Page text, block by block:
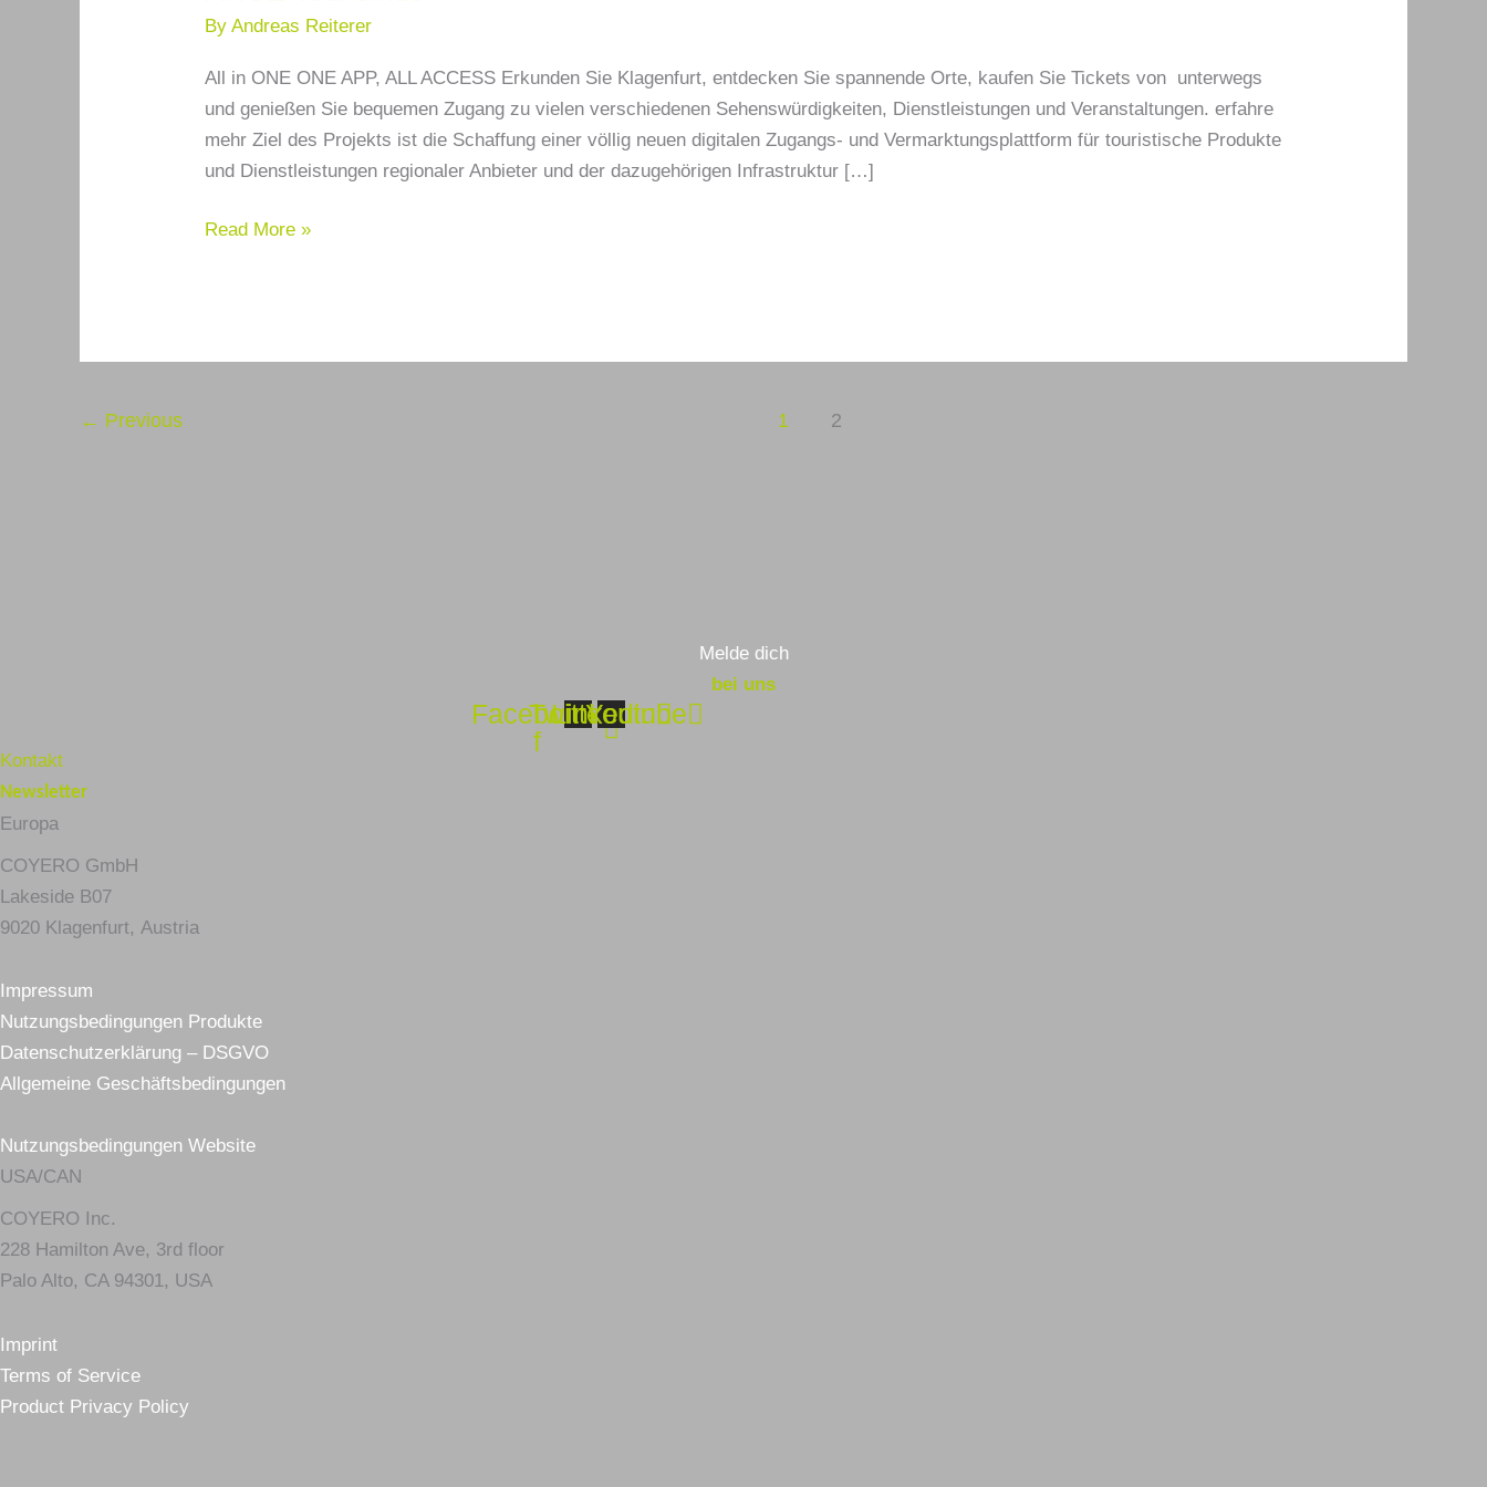
ByAndreas Reiterer
All in ONE ONE APP, ALL ACCESS Erkunden Sie Klagenfurt, entdecken Sie spannende Orte, kaufen Sie Tickets von unterwegs
und genießen Sie bequemen Zugang zu vielen verschiedenen Sehenswürdigkeiten, Dienstleistungen und Veranstaltungen. erfahre
mehr Ziel des Projekts ist die Schaffung einer völlig neuen digitalen Zugangs- und Vermarktungsplattform für touristische Produkte
und Dienstleistungen regionaler Anbieter und der dazugehörigen Infrastruktur […]
Read More »
← Previous 1 2
Melde dich
bei uns
Facebook-
f
Twitter
Linkedin
Youtube
Kontakt
Newsletter
Europa
COYERO GmbH
Lakeside B07
9020 Klagenfurt, Austria
Impressum
Nutzungsbedingungen Produkte
Datenschutzerklärung – DSGVO
Allgemeine Geschäftsbedingungen
Nutzungsbedingungen Website
USA/CAN
COYERO Inc.
228 Hamilton Ave, 3rd floor
Palo Alto, CA 94301, USA
Imprint
Terms of Service
Product Privacy Policy